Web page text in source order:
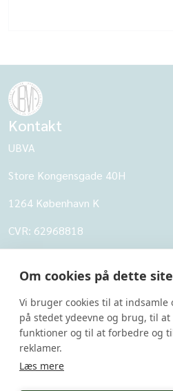
Om cookies på dette site
Vi bruger cookies til at indsamle
på stedet ydeevne og brug, til
funktioner og til at forbedre og
reklamer.
Læs mere
Kontakt
UBVA
Store Kongensgade 40H
1264 København K
CVR: 62968818
Om UBVA
Persondatapolitik for UBVA
Disclaimer - Brug af hjemmesiden
Undersider
UBVA's svarbank